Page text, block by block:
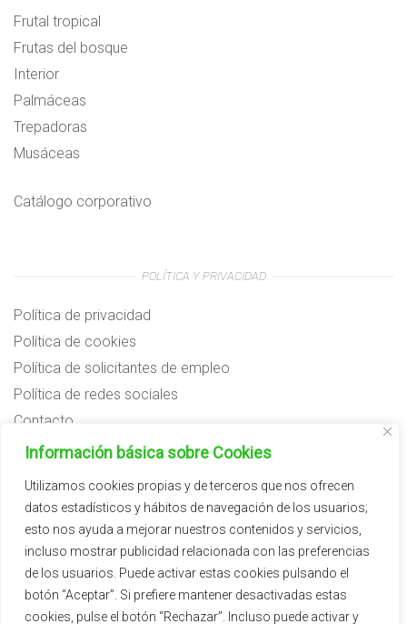
Información básica sobre Cookies
Utilizamos cookies propias y de terceros que nos ofrecen
datos estadísticos y hábitos de navegación de los usuarios;
esto nos ayuda a mejorar nuestros contenidos y servicios,
incluso mostrar publicidad relacionada con las preferencias
de los usuarios. Puede activar estas cookies pulsando el
botón “Aceptar”. Si prefiere mantener desactivadas estas
cookies, pulse el botón “Rechazar”. Incluso puede activar y
Frutal tropical
Frutas del bosque
Interior
Palmáceas
Trepadoras
Musáceas
Catálogo corporativo
POLÍTICA Y PRIVACIDAD
Política de privacidad
Política de cookies
Política de solicitantes de empleo
Política de redes sociales
Contacto
Preguntas frecuentes
Subvenciones